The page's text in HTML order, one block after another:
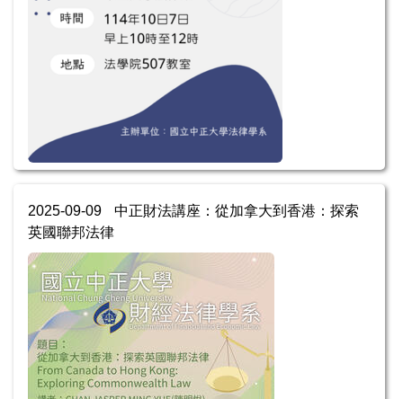
2025-09-09
中正財法講座：從加拿大到香港：探索
英國聯邦法律